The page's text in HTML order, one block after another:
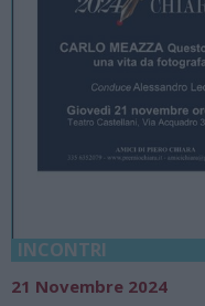
INCONTRI
21 Novembre 2024